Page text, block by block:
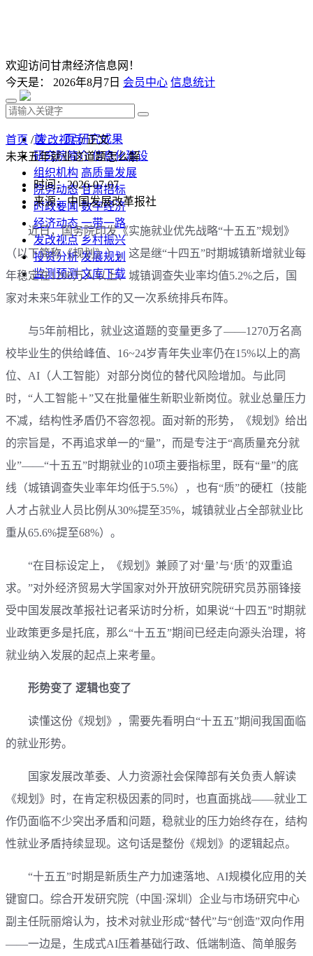
欢迎访问甘肃经济信息网！
今天是： 2026年8月7日 会员中心 信息统计
首 页 研究成果
研究院简介 信息化建设
组织机构 高质量发展
院务动态 甘肃招标
时政要闻 数字经济
经济动态 一带一路
发改视点 乡村振兴
投资分析 发展规划
监测预测 文库下载
首页 /发改视点/ 正文
未来五年就业这道题怎么解
时间：2026-07-07
来源：中国发展改革报社
近日，国务院印发《实施就业优先战略“十五五”规划》
（以下简称《规划》）。这是继“十四五”时期城镇新增就业每
年稳定在1200万人以上、城镇调查失业率均值5.2%之后，国
家对未来5年就业工作的又一次系统排兵布阵。
与5年前相比，就业这道题的变量更多了——1270万名高
校毕业生的供给峰值、16~24岁青年失业率仍在15%以上的高
位、AI（人工智能）对部分岗位的替代风险增加。与此同
时，“人工智能＋”又在批量催生新职业新岗位。就业总量压力
不减，结构性矛盾仍不容忽视。面对新的形势，《规划》给出
的宗旨是，不再追求单一的“量”，而是专注于“高质量充分就
业”——“十五五”时期就业的10项主要指标里，既有“量”的底
线（城镇调查失业率年均低于5.5%），也有“质”的硬杠（技能
人才占就业人员比例从30%提至35%，城镇就业占全部就业比
重从65.6%提至68%）。
“在目标设定上，《规划》兼顾了对‘量’与‘质’的双重追
求。”对外经济贸易大学国家对外开放研究院研究员苏丽锋接
受中国发展改革报社记者采访时分析，如果说“十四五”时期就
业政策更多是托底，那么“十五五”期间已经走向源头治理，将
就业纳入发展的起点上来考量。
形势变了 逻辑也变了
读懂这份《规划》，需要先看明白“十五五”期间我国面临
的就业形势。
国家发展改革委、人力资源社会保障部有关负责人解读
《规划》时，在肯定积极因素的同时，也直面挑战——就业工
作仍面临不少突出矛盾和问题，稳就业的压力始终存在，结构
性就业矛盾持续显现。这句话是整份《规划》的逻辑起点。
“十五五”时期是新质生产力加速落地、AI规模化应用的关
键窗口。综合开发研究院（中国·深圳）企业与市场研究中心
副主任阮丽熔认为，技术对就业形成“替代”与“创造”双向作用
——一边是，生成式AI压着基础行政、低端制造、简单服务